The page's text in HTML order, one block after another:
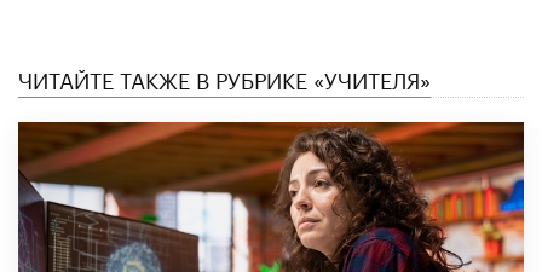
ЧИТАЙТЕ ТАКЖЕ В РУБРИКЕ «УЧИТЕЛЯ»